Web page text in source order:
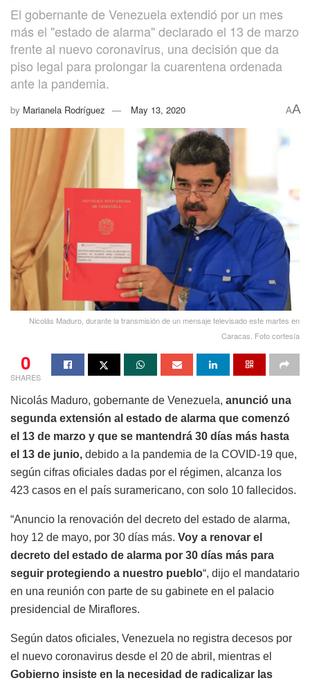
El gobernante de Venezuela extendió por un mes
más el "estado de alarma" declarado el 13 de marzo
frente al nuevo coronavirus, una decisión que da
piso legal para prolongar la cuarentena ordenada
ante la pandemia.
by Marianela Rodríguez May 13, 2020 AA
Nicolás Maduro, durante la transmisión de un mensaje televisado este martes en
Caracas. Foto cortesía
0
SHARES
Nicolás Maduro, gobernante de Venezuela, anunció una
segunda extensión al estado de alarma que comenzó
el 13 de marzo y que se mantendrá 30 días más hasta
el 13 de junio, debido a la pandemia de la COVID-19 que,
según cifras oficiales dadas por el régimen, alcanza los
423 casos en el país suramericano, con solo 10 fallecidos.
“Anuncio la renovación del decreto del estado de alarma,
hoy 12 de mayo, por 30 días más. Voy a renovar el
decreto del estado de alarma por 30 días más para
seguir protegiendo a nuestro pueblo“, dijo el mandatario
en una reunión con parte de su gabinete en el palacio
presidencial de Miraflores.
Según datos oficiales, Venezuela no registra decesos por
el nuevo coronavirus desde el 20 de abril, mientras el
Gobierno insiste en la necesidad de radicalizar las